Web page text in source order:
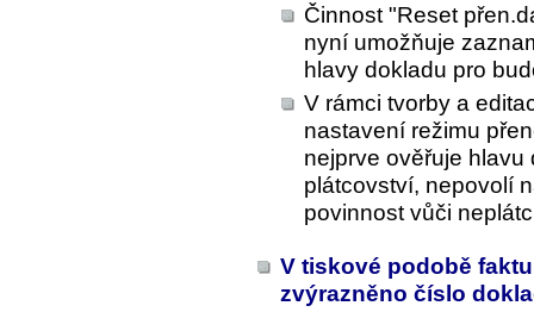
Činnost "Reset
nyní umožňuje
hlavy dokladu pro
V rámci tvorby a
nastavení režimu
nejprve ověřuje hlavu
plátcovství, nepovolí
povinnost vůči
V tiskové podobě
zvýrazněno číslo